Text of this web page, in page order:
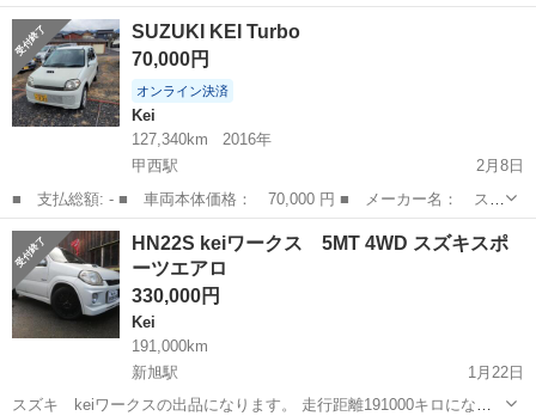
滋賀 湖南市
SUZUKI KEI Turbo
70,000円
オンライン決済
Kei
127,340km
2016年
甲西駅
2月8日
■ 支払総額: - ■ 車両本体価格： 70,000 円 ■ メーカー名： スズ
キ ■ 車種名： KEI ターボ ■ グレード名： ターボ ■ 排気
量： 660cc ■ ドア枚数： 5D ■ 店舗PR文： - ■ 修復歴有...
滋賀 湖南市
HN22S keiワークス 5MT 4WD スズキスポ
ーツエアロ
330,000円
Kei
191,000km
新旭駅
1月22日
スズキ keiワークスの出品になります。 走行距離191000キロになり